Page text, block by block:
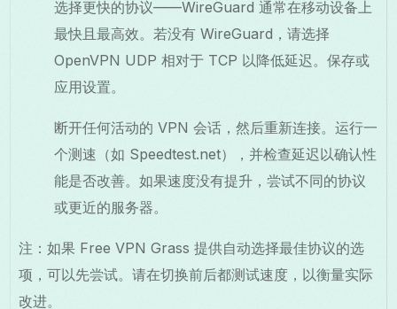
选择更快的协议——WireGuard 通常在移动设备上
最快且最高效。若没有 WireGuard，请选择
OpenVPN UDP 相对于 TCP 以降低延迟。保存或
应用设置。
断开任何活动的 VPN 会话，然后重新连接。运行一
个测速（如 Speedtest.net），并检查延迟以确认性
能是否改善。如果速度没有提升，尝试不同的协议
或更近的服务器。
注：如果 Free VPN Grass 提供自动选择最佳协议的选
项，可以先尝试。请在切换前后都测试速度，以衡量实际
改进。